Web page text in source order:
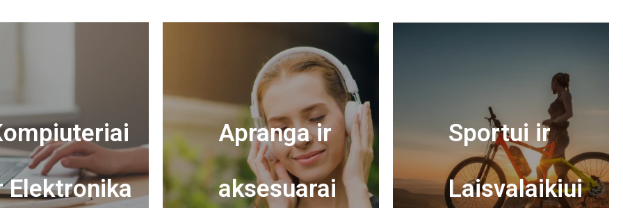
Elektronika
Apranga ir
aksesuarai
Sportui ir
Laisvalaikiui